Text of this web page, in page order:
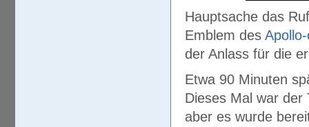
Hauptsache das
Emblem des
der Anlass für die
Etwa 90 Minuten
Dieses Mal war der
aber es wurde